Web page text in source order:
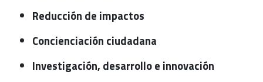
Reducción de impactos
Concienciación ciudadana
Investigación, desarrollo e innovación